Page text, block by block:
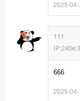
2025-
111
666
2025-